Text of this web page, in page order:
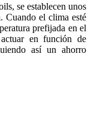
se establecen unos
Cuando el clima esté
prefijada en el
en función de
así un ahorro